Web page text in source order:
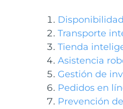
Transporte
Tienda
Asistencia
Gestión de
Pedidos en
Prevención